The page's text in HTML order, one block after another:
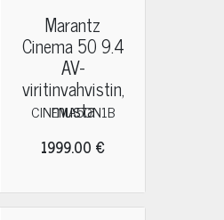
Marantz
Cinema 50 9.4
AV-
viritinvahvistin,
musta
CINEMA50N1B
1999.00 €